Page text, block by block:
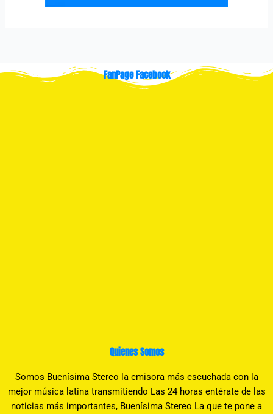
FanPage Facebook
Quienes Somos
Somos Buenísima Stereo la emisora más escuchada con la
mejor música latina transmitiendo Las 24 horas entérate de las
noticias más importantes, Buenísima Stereo La que te pone a